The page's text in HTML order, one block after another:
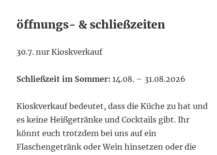
öffnungs- & schließzeiten
30.7. nur Kioskverkauf
Schließzeit im Sommer: 14.08. – 31.08.2026
Kioskverkauf bedeutet, dass die Küche zu hat und
es keine Heißgetränke und Cocktails gibt. Ihr
könnt euch trotzdem bei uns auf ein
Flaschengetränk oder Wein hinsetzen oder die